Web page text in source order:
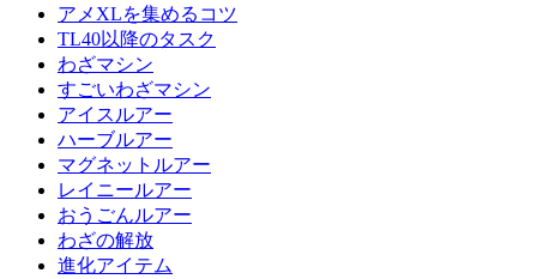
アメXLを集めるコツ
TL40以降のタスク
わざマシン
すごいわざマシン
アイスルアー
ハーブルアー
マグネットルアー
レイニールアー
おうごんルアー
わざの解放
進化アイテム